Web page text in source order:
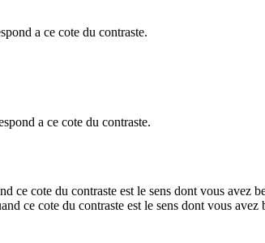
a ce cote du contraste.
a ce cote du contraste.
ce cote du contraste est le sens dont vous avez
ce cote du contraste est le sens dont vous avez